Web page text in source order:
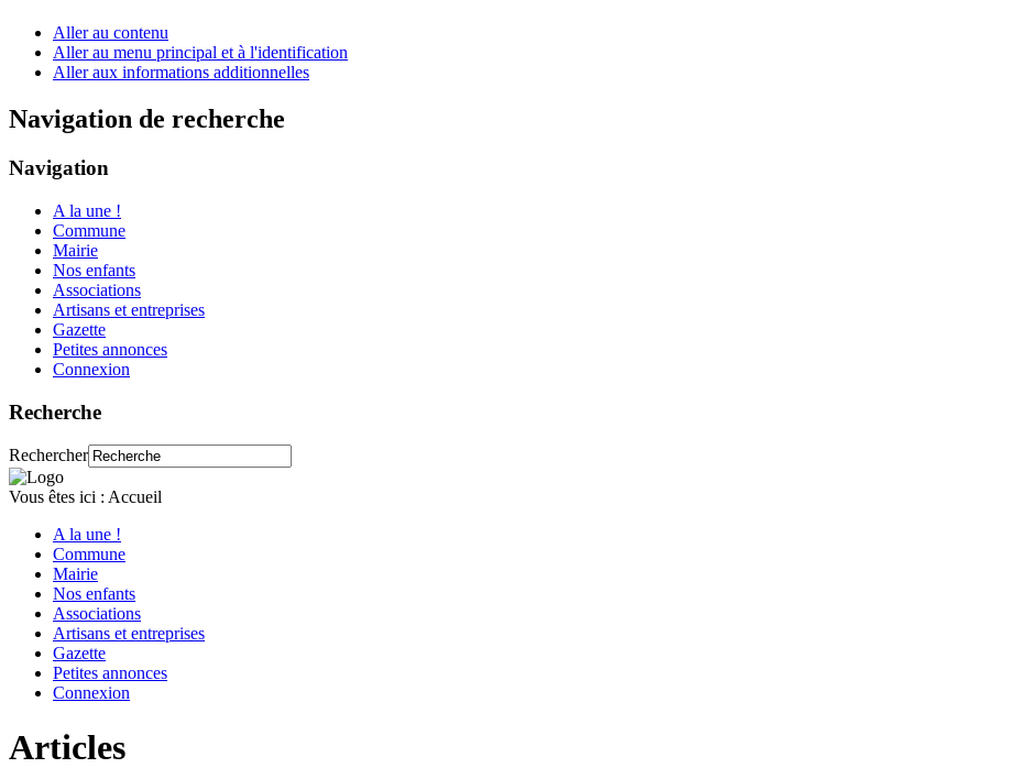
Aller au contenu
Aller au menu principal et à l'identification
Aller aux informations additionnelles
Navigation de recherche
Navigation
A la une !
Commune
Mairie
Nos enfants
Associations
Artisans et entreprises
Gazette
Petites annonces
Connexion
Recherche
Rechercher
Vous êtes ici : Accueil
A la une !
Commune
Mairie
Nos enfants
Associations
Artisans et entreprises
Gazette
Petites annonces
Connexion
Articles